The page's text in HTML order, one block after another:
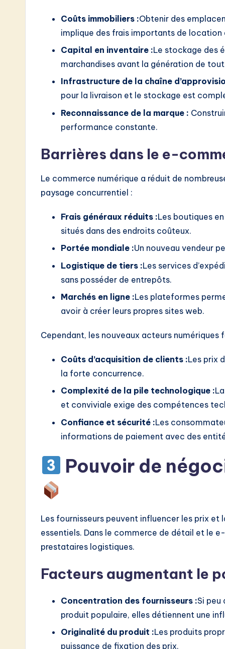
Coûts immobiliers :Obtenir des
implique des frais importants de location
Capital en inventaire :Le stockage des
marchandises avant la génération de tout
Infrastructure de la chaîne
pour la livraison et le stockage est
Reconnaissance de la marque :
performance constante.
Barrières dans le e-
Le commerce numérique a réduit de
paysage concurrentiel :
Frais généraux réduits :Les boutiques
situés dans des endroits coûteux.
Portée mondiale :Un nouveau vendeur
Logistique de tiers :Les services
sans posséder de entrepôts.
Marchés en ligne :Les plateformes
avoir à créer leurs propres sites web.
Cependant, les nouveaux acteurs
Coûts d’acquisition de clients :Les prix
la forte concurrence.
Complexité de la pile technologique :
et conviviale exige des compétences
Confiance et sécurité :Les
informations de paiement avec des
Pouvoir de
Les fournisseurs peuvent influencer les prix
essentiels. Dans le commerce de détail et le
prestataires logistiques.
Facteurs augmentant le
Concentration des fournisseurs :Si peu
produit populaire, elles détiennent une
Originalité du produit :Les produits
puissance de fixation des prix.